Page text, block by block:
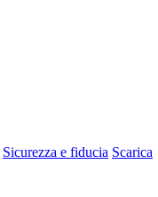
Sicurezza e fiducia Scarica